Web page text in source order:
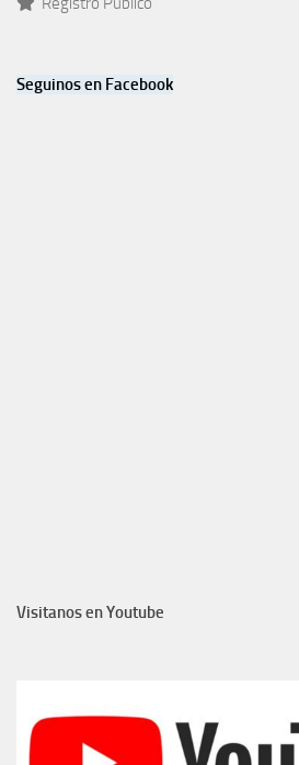
Seguinos en Facebook
Visitanos en Youtube